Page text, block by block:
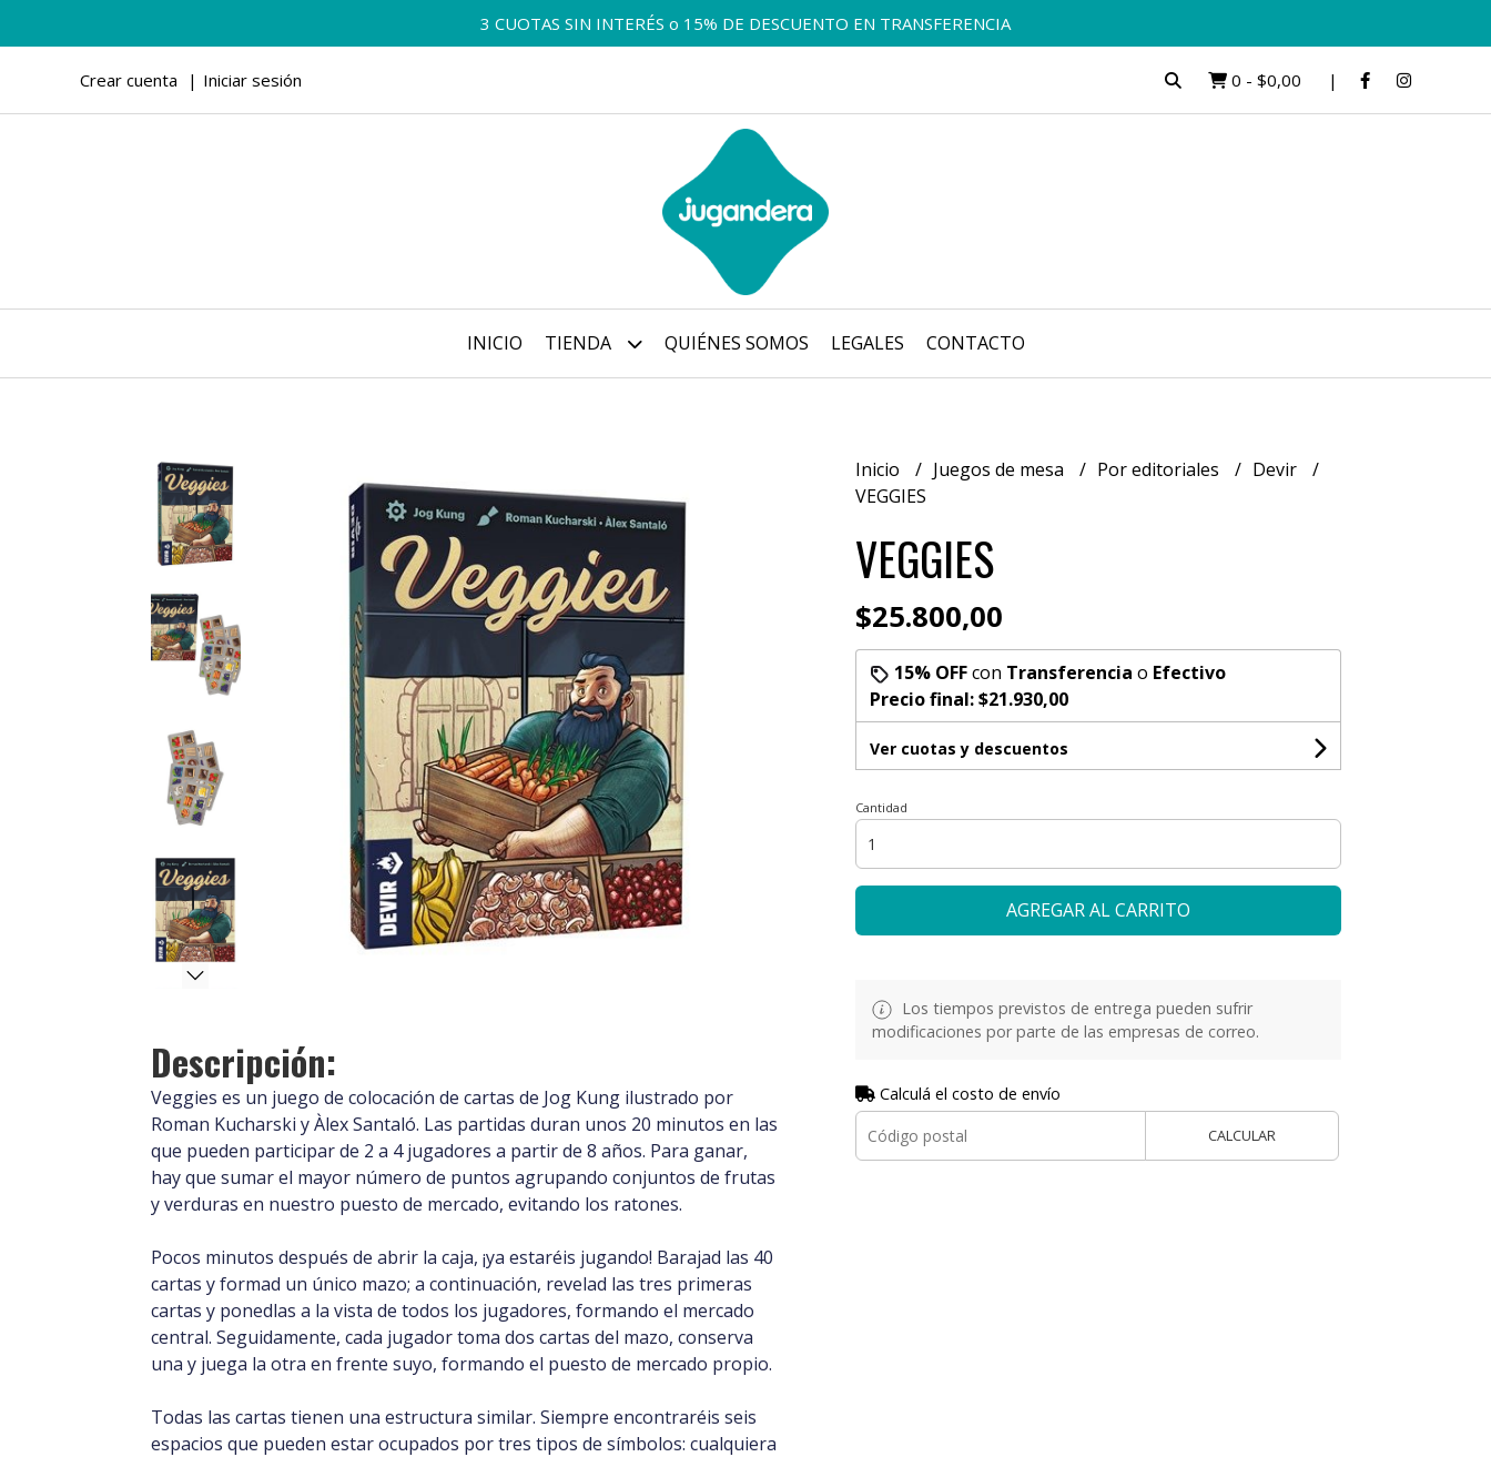
3 CUOTAS SIN INTERÉS o 15% DE DESCUENTO EN TRANSFERENCIA
Crear cuenta Iniciar sesión 0 - $0,00
INICIO TIENDA QUIÉNES SOMOS LEGALES CONTACTO
Descripción:
Veggies es un juego de colocación de cartas de Jog Kung ilustrado por
Roman Kucharski y Àlex Santaló. Las partidas duran unos 20 minutos en las
que pueden participar de 2 a 4 jugadores a partir de 8 años. Para ganar,
hay que sumar el mayor número de puntos agrupando conjuntos de frutas
y verduras en nuestro puesto de mercado, evitando los ratones.
Pocos minutos después de abrir la caja, ¡ya estaréis jugando! Barajad las 40
cartas y formad un único mazo; a continuación, revelad las tres primeras
cartas y ponedlas a la vista de todos los jugadores, formando el mercado
central. Seguidamente, cada jugador toma dos cartas del mazo, conserva
una y juega la otra en frente suyo, formando el puesto de mercado propio.
Todas las cartas tienen una estructura similar. Siempre encontraréis seis
espacios que pueden estar ocupados por tres tipos de símbolos: cualquiera
Inicio Juegos de mesa Por editoriales
Devir
VEGGIES
VEGGIES
$25.800,00
15% OFFcon Transferencia o Efectivo
Precio final:$21.930,00
Ver cuotas y descuentos
Cantidad
AGREGAR AL CARRITO
Los tiempos previstos de entrega pueden sufrir
modificaciones por parte de las empresas de correo.
Calculá el costo de envío
CALCULAR